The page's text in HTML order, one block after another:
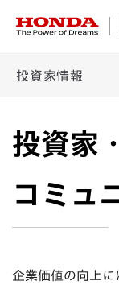
投資家情報
HONDA The
投資家
コミュ
企業価値の向上